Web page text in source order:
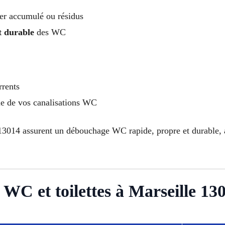
accumulé ou résidus
durable des WC
de vos canalisations WC
assurent un débouchage WC rapide, propre et
et toilettes à Marseille